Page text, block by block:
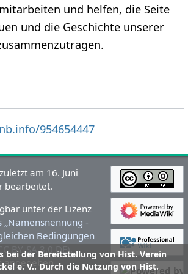
und helfen, die Seite
und die Geschichte unserer
954654447
bei der Bereitstellung von Hist. Verein
e. V.. Durch die Nutzung von Hist.
am 16. Juni
bearbeitet.
unter der Lizenz
„Namensnennung -
Bedingungen
BY-SA 3.0 DE)
angegeben.